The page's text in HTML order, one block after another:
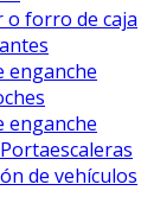
o forro de caja
enganche
enganche
de vehículos